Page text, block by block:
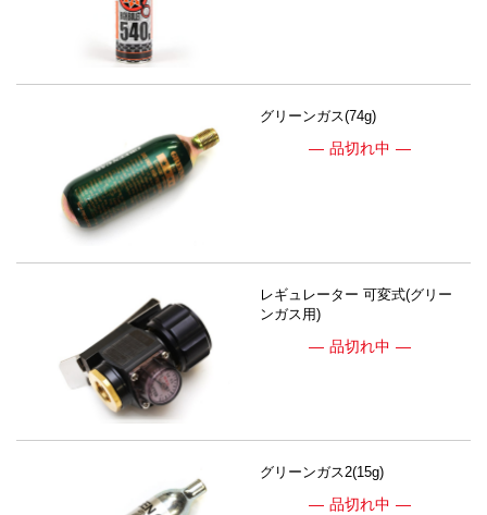
グリーンガス(74g)
品切れ中
レギュレーター 可変式(グリー
ンガス用)
品切れ中
グリーンガス2(15g)
品切れ中